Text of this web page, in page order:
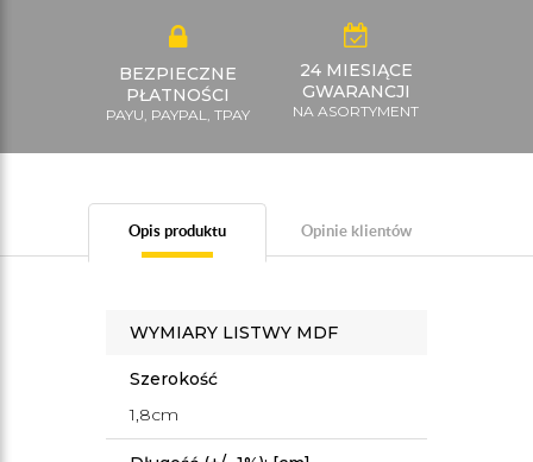
BEZPIECZNE
PŁATNOŚCI
PAYU, PAYPAL, TPAY
24 MIESIĄCE
GWARANCJI
NA ASORTYMENT
Opis produktu Opinie klientów
WYMIARY LISTWY MDF
Szerokość
1,8cm